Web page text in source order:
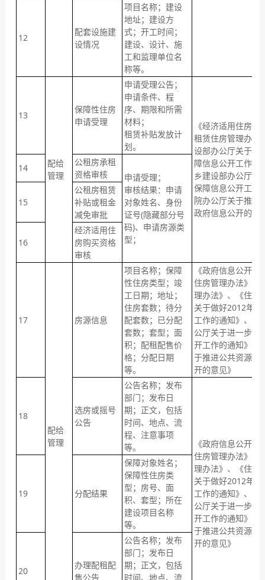
12
配套设施建
设情况
项目名称；建设
地址；建设方
式；开工时间；
建设、设计、施
工和监理单位名
称等。
13
配给
管理
保障性住房
申请受理
申请受理公告；
申请条件、程
序、期限和所需
材料；
租赁补贴发放计
划。
《经济适用住房
租赁住房管理办法
设部办公厅关于做
障信息公开工作的
乡建设部办公厅关
保障信息公开工作
院办公厅关于推进
政府信息公开的意
14
公租房承租
资格审核
申请受理；
审核结果：申请
对象姓名、身份
证号(隐藏部分号
码)、申请房源类
型；
15
公租房租赁
补贴或租金
减免审批
16
经济适用住
房购买资格
审核
17
配给
管理
房源信息
项目名称；保障
性住房类型；竣
工日期；地址；
住房套数；待分
配套数；已分配
套数；套型；面
积；配租配售价
格；分配日期
等。
《政府信息公开
住房管理办法》、
理办法》、《住房
关于做好2012年
工作的通知》、《
公厅关于进一步加
开工作的通知》、
于推进公共资源配
开的意见》
18
选房或摇号
公告
公告名称；发布
部门；发布日
期；正文，包括
时间、地点、流
程、注意事项
等。
《政府信息公开
住房管理办法》、
理办法》、《住房
关于做好2012年
工作的通知》、《
公厅关于进一步加
开工作的通知》、
于推进公共资源配
开的意见》
19 分配结果
保障对象姓名；
保障性住房类
型；房号、面
积、套型；所在
建设项目名称
等。
20
办理配租配
售公告
公告名称；发布
部门；发布日
期；正文，包括
时间、地点、流